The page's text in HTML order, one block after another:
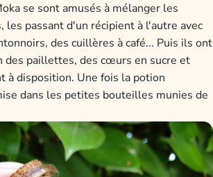
se sont amusés à mélanger les
passant d'un récipient à l'autre avec
des cuillères à café... Puis ils ont
des paillettes, des cœurs en sucre et
à disposition. Une fois la potion
dans les petites bouteilles munies de